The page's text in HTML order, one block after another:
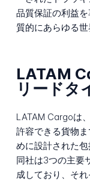
品質保証の利益
質的にあらゆる世
LATAM
リードタ
LATAM Cargoは
許容できる貨物
めに設計された包
同社は3つの主要
成しており、そ